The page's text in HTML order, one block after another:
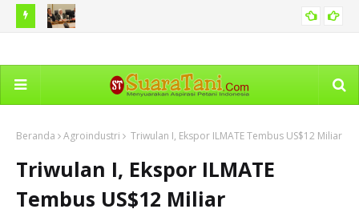
Diminta Perkuat Langkah Antisipasi
Beranda Agroindustri Triwulan I, Ekspor ILMATE Tembus US$12 Miliar
Triwulan I, Ekspor ILMATE
Tembus US$12 Miliar